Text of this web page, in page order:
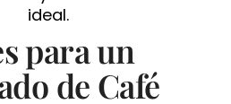
ideal.
para un
de Café